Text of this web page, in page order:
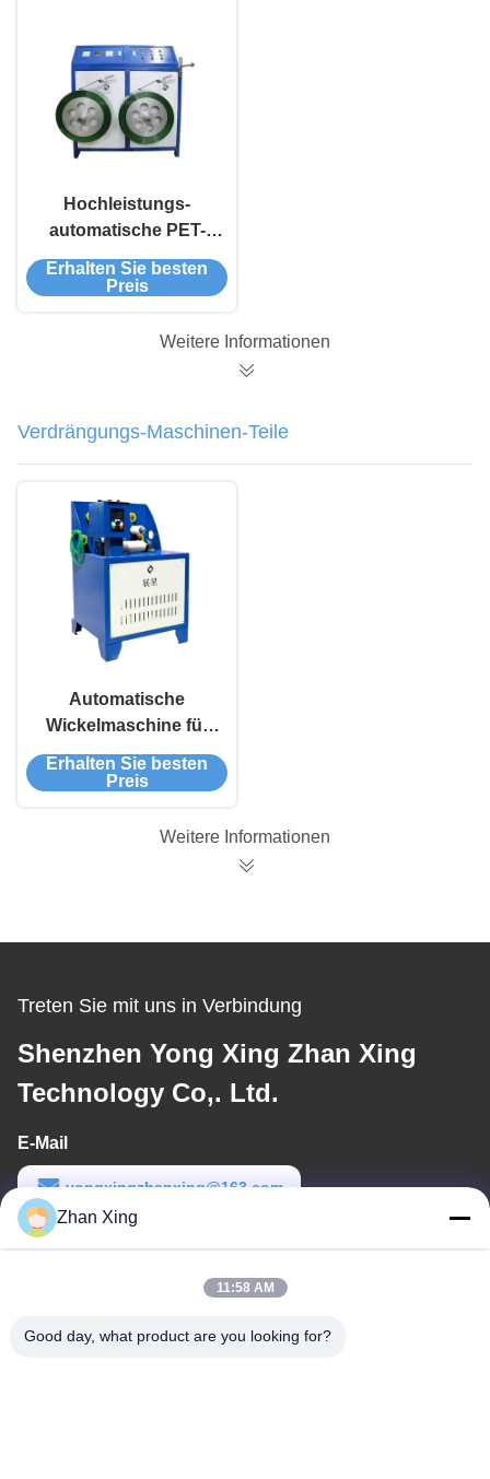
Hochleistungs-
automatische PET-
Strap-Band-
Wicklungsmaschine
Erhalten Sie besten
Preis
Weitere Informationen
Verdrängungs-Maschinen-Teile
Automatische
Wickelmaschine für
die Verpackung von
PET-Streifen
Erhalten Sie besten
Preis
Weitere Informationen
Treten Sie mit uns in Verbindung
Shenzhen Yong Xing Zhan Xing
Technology Co,. Ltd.
E-Mail
yongxingzhanxing@163.com
Arbeitszeit
Zhan Xing
11:58 AM
Good day, what product are you looking for?